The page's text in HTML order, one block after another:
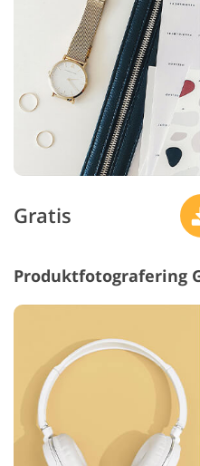
Gratis